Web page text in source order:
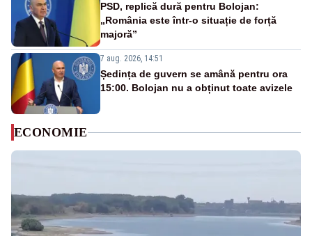
PSD, replică dură pentru Bolojan:
„România este într-o situație de forță
majoră”
7 aug. 2026, 14:51
Ședința de guvern se amână pentru ora
15:00. Bolojan nu a obținut toate avizele
ECONOMIE